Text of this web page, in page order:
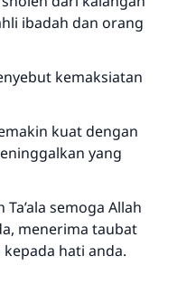
ibadah dan orang
kemaksiatan
kuat dengan
yang
semoga Allah
menerima taubat
hati anda.